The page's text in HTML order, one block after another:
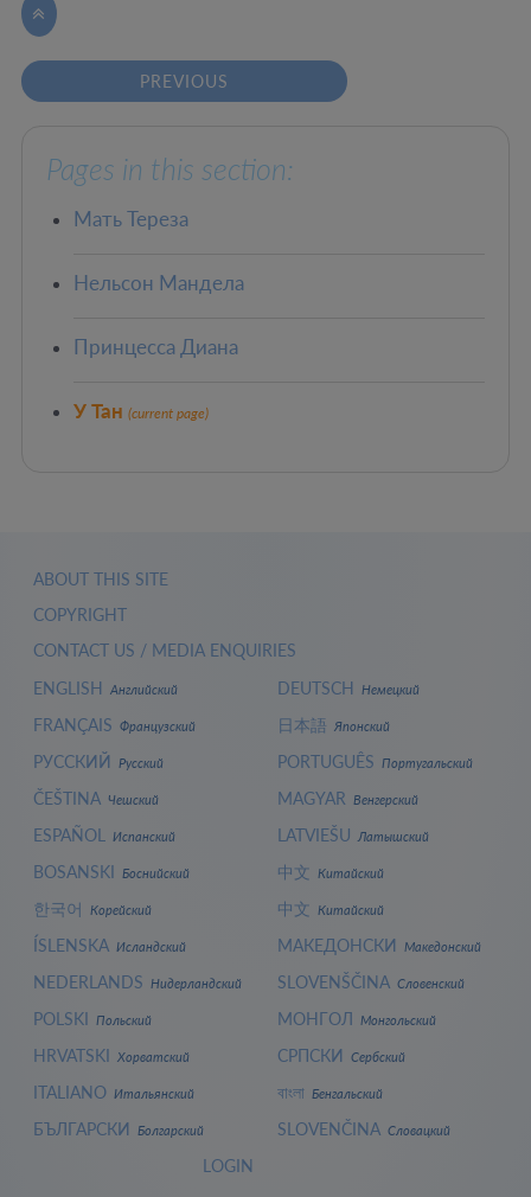

PREVIOUS
Pages in this section:
Мать Тереза
Нельсон Мандела
Принцесса Диана
У Тан (current page)
ABOUT THIS SITE
COPYRIGHT
CONTACT US / MEDIA ENQUIRIES
ENGLISH Английский
FRANÇAIS Французский
РУССКИЙ Русский
ČEŠTINA Чешский
ESPAÑOL Испанский
BOSANSKI Боснийский
한국어 Корейский
ÍSLENSKA Исландский
NEDERLANDS Нидерландский
POLSKI Польский
HRVATSKI Хорватский
ITALIANO Итальянский
БЪЛГАРСКИ Болгарский
DEUTSCH Немецкий
日本語 Японский
PORTUGUÊS Португальский
MAGYAR Венгерский
LATVIEŠU Латышский
中文 Китайский
中文 Китайский
МАКЕДОНСКИ Македонский
SLOVENŠČINA Словенский
МОНГОЛ Монгольский
СРПСКИ Сербский
বাংলা Бенгальский
SLOVENČINA Словацкий
LOGIN